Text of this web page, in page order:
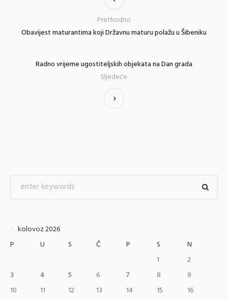
Obavijest maturantima koji Državnu maturu polažu u Šibeniku
Prethodno
Radno vrijeme ugostiteljskih objekata na Dan grada
Sljedeće
kolovoz 2026
P
U S Č P S
N
1
2
3
4 5 6 7 8
9
10
11 12 13 14 15
16